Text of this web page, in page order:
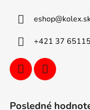
eshop@
+421 37
Posledné